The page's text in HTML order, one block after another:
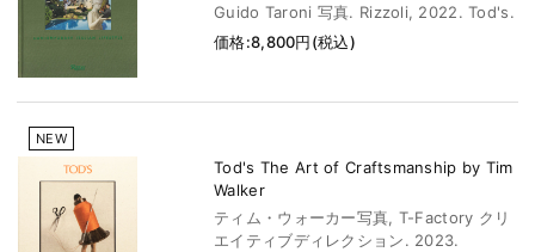
Guido Taroni 写真. Rizzoli, 2022. Tod's.
価格:8,800円(税込)
NEW
Tod's The Art of Craftsmanship by Tim
Walker
ティム・ウォーカー写真, T-Factory クリ
エイティブディレクション. 2023.